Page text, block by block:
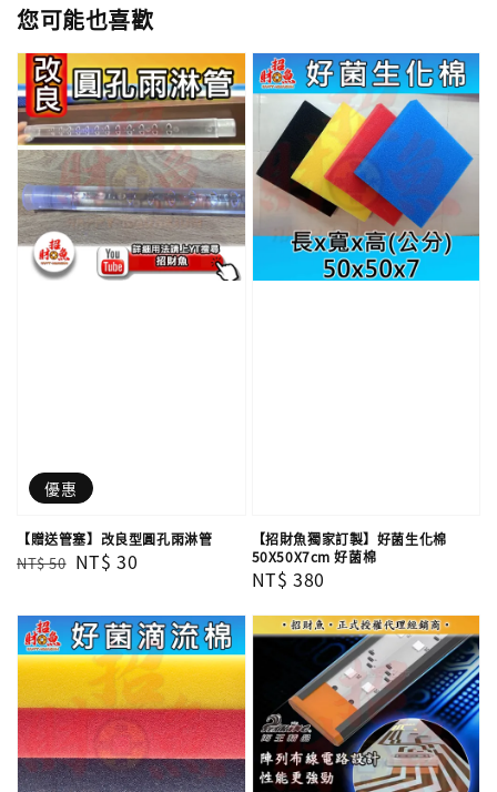
您可能也喜歡
優惠
【贈送管塞】改良型圓孔雨淋管
Regular
NT$ 50 Sale
NT$ 30
【招財魚獨家訂製】好菌生化棉
50X50X7cm 好菌棉
Regular
NT$ 380